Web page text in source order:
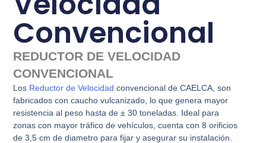
Convencional
REDUCTOR DE VELOCIDAD
CONVENCIONAL
Los Reductor de Velocidad convencional de CAELCA, son
fabricados con caucho vulcanizado, lo que genera mayor
resistencia al peso hasta de ± 30 toneladas. Ideal para
zonas con mayor tráfico de vehículos, cuenta con 8 orificios
de 3,5 cm de diametro para fijar y asegurar su instalación.